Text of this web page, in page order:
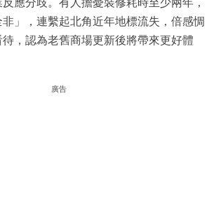
應分歧。有人擔憂裝修耗時至少兩年，
」，連繫起北角近年地標流失，倍感惆
，認為老舊商場更新後將帶來更好體
廣告